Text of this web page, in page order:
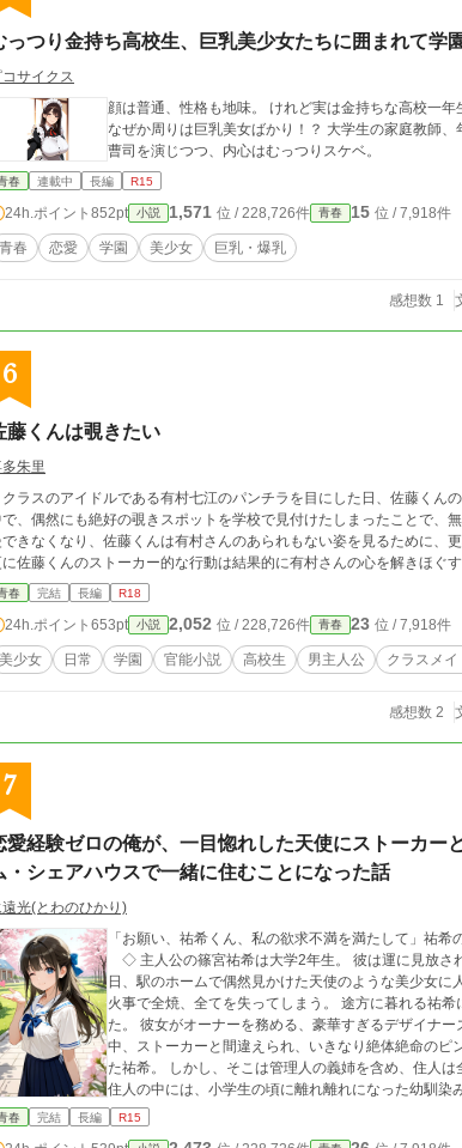
っつり金持ち高校生、巨乳美少女たちに囲まれて学
サイクス
顔は普通、性格も地味。 けれど実は金持ちな高校一年生――俺、朝倉健斗。 学校
なぜか周りは巨乳美女ばかり！？ 大学生の家庭教師、年上
曹司を演じつつ、内心はむっつりスケベ。
春 連載中 長編 R15
24h.ポイント 852pt 小説 1,571 位 / 228,726件 青春 15 位 / 7,918件
青春 恋愛 学園 美少女 巨乳・爆乳
感想数 1
6
藤くんは覗きたい
朱里
ラスのアイドルである有村七江のパンチラを目にした日、佐藤くん
、偶然にも絶好の覗きスポットを学校で見付けたしまったことで、
できなくなり、佐藤くんは有村さんのあられもない姿を見るために
佐藤くんのストーカー的な行動は結果的に有村さんの心を解きほぐ
春 完結 長編 R18
24h.ポイント 653pt 小説 2,052 位 / 228,726件 青春 23 位 / 7,918件
美少女 日常 学園 官能小説 高校生 男主人公 クラスメイ
感想数 2
7
愛経験ゼロの俺が、一目惚れした天使にストーカー
・シェアハウスで一緒に住むことになった話
光(とわのひかり)
「お願い、祐希くん、私の欲求不満を満たして
◇ 主人公の篠宮祐希は大学2年生。 彼は運に見放さ
日、駅のホームで偶然見かけた天使のような美少女
火事で全焼、全てを失ってしまう。 途方に暮れる祐希に救いの手を差し伸べたのは、亡き兄の妻である義姉だっ
た。 彼女がオーナーを務める、豪華すぎるデザイナ
中、ストーカーと間違えられ、いきなり絶体絶命のピンチに！ 何とか疑いが晴れ、シェアハウスに住
た祐希。 しかし、そこは管理人の義姉を含め、住人
住人の中には、小学生の頃に離れ離れになった幼馴染みがいることも判明。 一目
プロポーション抜群で美人の義姉、バイト先の年下美
春 完結 長編 R15